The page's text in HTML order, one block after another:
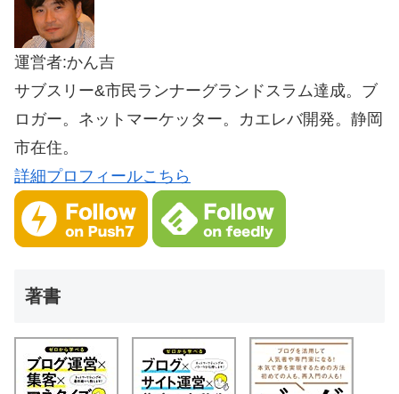
運営者:かん吉
サブスリー&市民ランナーグランドスラム達成。ブ
ロガー。ネットマーケッター。カエレバ開発。静岡
市在住。
詳細プロフィールこちら
著書